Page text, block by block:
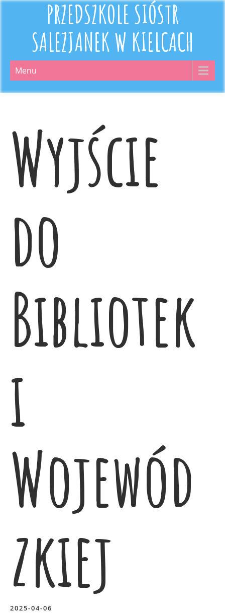
PRZEDSZKOLE SIÓSTR
SALEZJANEK W KIELCACH
Menu
Wyjście
do
Bibliotek
i
Wojewód
zkiej
2025-04-06